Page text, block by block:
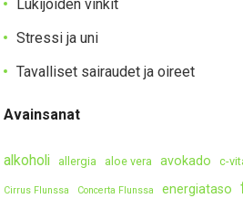
Lukijoiden vinkit
Stressi ja uni
Tavalliset sairaudet ja oireet
Avainsanat
alkoholi allergia aloe vera avokado c-
Cirrus Flunssa Concerta Flunssa energiataso